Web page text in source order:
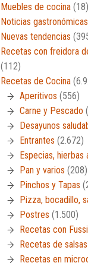
Muebles de cocina (18)
Noticias gastronómicas
Nuevas tendencias
Recetas con freidora
(112)
Recetas de Cocina
Aperitivos (556)
Carne y Pescado
Desayunos
Entrantes (2.672)
Especias, hierbas
Pan y varios (208)
Pinchos y Tapas
Pizza, bocadillo,
Postres (1.500)
Recetas con
Recetas de salsas
Recetas en